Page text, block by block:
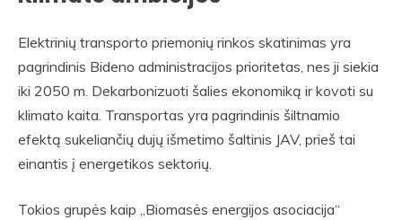
Elektrinių transporto priemonių rinkos skatinimas yra
pagrindinis Bideno administracijos prioritetas, nes ji siekia
iki 2050 m. Dekarbonizuoti šalies ekonomiką ir kovoti su
klimato kaita. Transportas yra pagrindinis šiltnamio
efektą sukeliančių dujų išmetimo šaltinis JAV, prieš tai
einantis į energetikos sektorių.
Tokios grupės kaip „Biomasės energijos asociacija“